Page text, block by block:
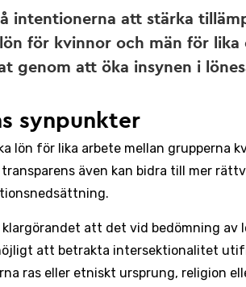
intentionerna att stärka
för kvinnor och män för
genom att öka insynen i
synpunkter
lön för lika arbete mellan grupperna
även kan bidra till mer
att det vid bedömning av
att betrakta intersektionalitet
ras eller etniskt ursprung, religion